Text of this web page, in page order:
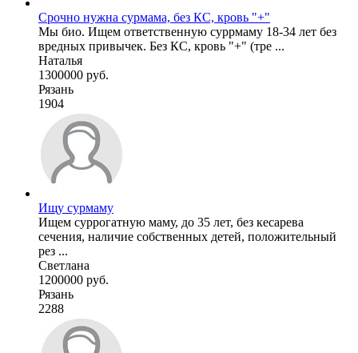
Срочно нужна сурмама, без КС, кровь "+"
Мы био. Ищем ответственную суррмаму 18-34 лет без
вредных привычек. Без КС, кровь "+" (тре ...
Наталья
1300000 руб.
Рязань
1904
Ищу сурмаму
Ищем суррогатную маму, до 35 лет, без кесарева
сечения, наличие собственных детей, положительный
рез ...
Светлана
1200000 руб.
Рязань
2288